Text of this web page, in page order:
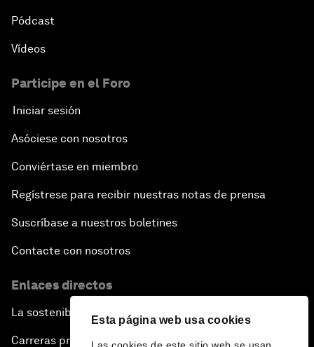
Esta página web usa cookies
Pódcast
Vídeos
Participe en el Foro
Iniciar sesión
Asóciese con nosotros
Conviértase en miembro
Regístrese para recibir nuestras notas de prensa
Suscríbase a nuestros boletines
Contacte con nosotros
Enlaces directos
La sostenibilidad en el Foro
Carreras profesionales